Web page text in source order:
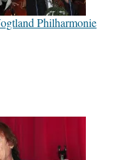
Philharmonie